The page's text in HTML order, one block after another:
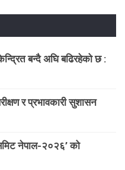
बन्दै अघि बढिरहेको छ :
र प्रभावकारी सुशासन
समिट नेपाल-२०२६’ को